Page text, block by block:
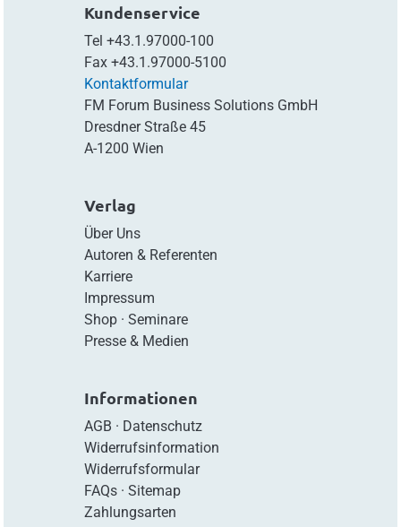
Kundenservice
Tel +43.1.97000-100
Fax +43.1.97000-5100
Kontaktformular
FM Forum Business Solutions GmbH
Dresdner Straße 45
A-1200 Wien
Verlag
Über Uns
Autoren & Referenten
Karriere
Impressum
Shop· Seminare
Presse & Medien
Informationen
AGB · Datenschutz
Widerrufsinformation
Widerrufsformular
FAQs· Sitemap
Zahlungsarten